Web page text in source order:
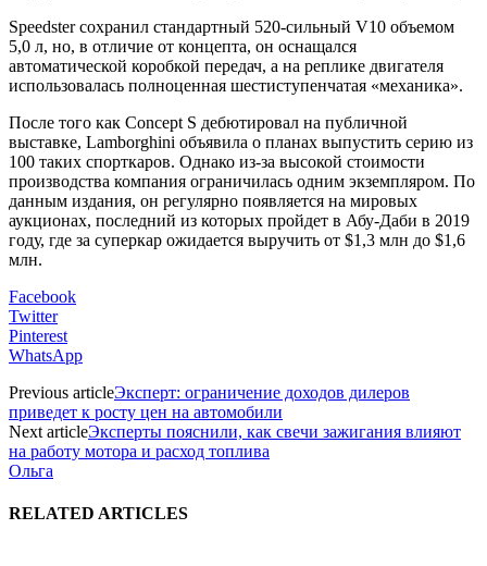
Speedster сохранил стандартный 520-сильный V10 объемом
5,0 л, но, в отличие от концепта, он оснащался
автоматической коробкой передач, а на реплике двигателя
использовалась полноценная шестиступенчатая «механика».
После того как Concept S дебютировал на публичной
выставке, Lamborghini объявила о планах выпустить серию из
100 таких спорткаров. Однако из-за высокой стоимости
производства компания ограничилась одним экземпляром. По
данным издания, он регулярно появляется на мировых
аукционах, последний из которых пройдет в Абу-Даби в 2019
году, где за суперкар ожидается выручить от $1,3 млн до $1,6
млн.
Facebook
Twitter
Pinterest
WhatsApp
Previous articleЭксперт: ограничение доходов дилеров
приведет к росту цен на автомобили
Next articleЭксперты пояснили, как свечи зажигания влияют
на работу мотора и расход топлива
Ольга
RELATED ARTICLES